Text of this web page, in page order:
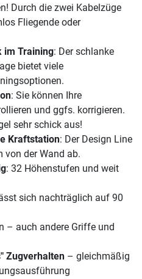
Durch die zwei Kabelzüge
Fliegende oder
im Training: Der schlanke
bietet viele
: Sie können Ihre
und ggfs. korrigieren.
sehr schick aus!
Kraftstation: Der Design Line
von der Wand ab.
: 32 Höhenstufen und weit
sich nachträglich auf 90
– auch andere Griffe und
Zugverhalten – gleichmäßig